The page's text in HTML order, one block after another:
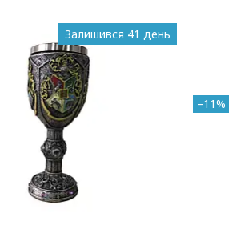
Залишився 41 день
–11%